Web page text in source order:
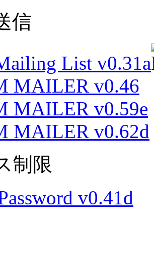
信
List v0.31a
MAILER v0.46
MAILER v0.59e
MAILER v0.62d
制限
v0.41d